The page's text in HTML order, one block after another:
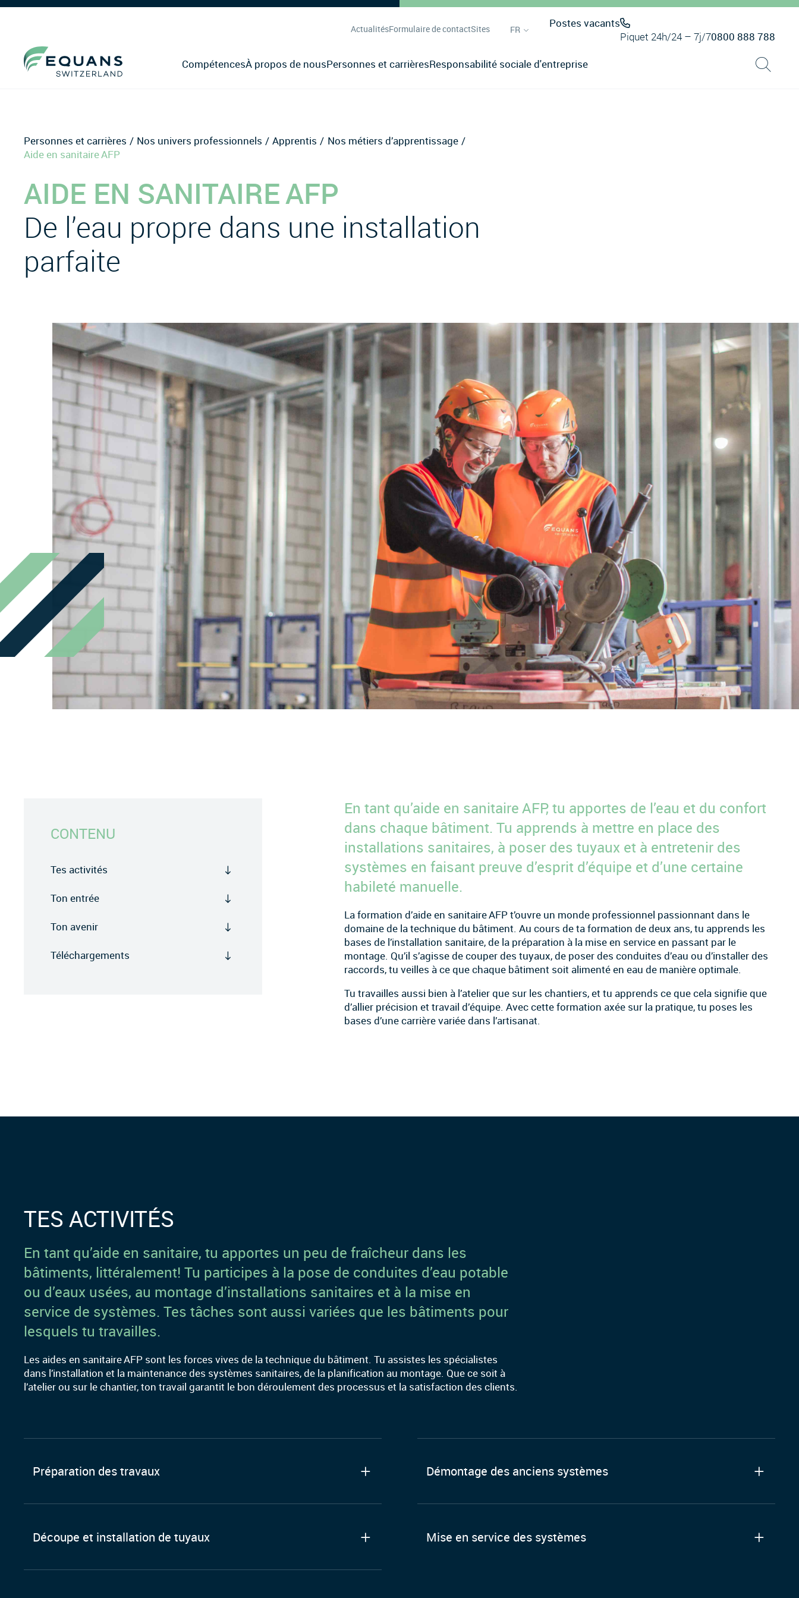
ActualitésFormulaire de contactSites FR
Postes vacants
Piquet 24h/24 – 7j/70800 888 788
CompétencesÀ propos de nousPersonnes et carrièresResponsabilité sociale d'entreprise
Personnes et carrières Nos univers professionnels Apprentis
Nos métiers d’apprentissage
Aide en sanitaire AFP
AIDE EN SANITAIRE AFP
De l’eau propre dans une installation
parfaite
CONTENU
Tes activités
Ton entrée
Ton avenir
Téléchargements
En tant qu’aide en sanitaire AFP, tu apportes de l’eau et du confort
dans chaque bâtiment. Tu apprends à mettre en place des
installations sanitaires, à poser des tuyaux et à entretenir des
systèmes en faisant preuve d’esprit d’équipe et d’une certaine
habileté manuelle.
La formation d’aide en sanitaire AFP t’ouvre un monde professionnel passionnant dans le
domaine de la technique du bâtiment. Au cours de ta formation de deux ans, tu apprends les
bases de l’installation sanitaire, de la préparation à la mise en service en passant par le
montage. Qu’il s’agisse de couper des tuyaux, de poser des conduites d’eau ou d’installer des
raccords, tu veilles à ce que chaque bâtiment soit alimenté en eau de manière optimale.
Tu travailles aussi bien à l’atelier que sur les chantiers, et tu apprends ce que cela signifie que
d’allier précision et travail d’équipe. Avec cette formation axée sur la pratique, tu poses les
bases d’une carrière variée dans l’artisanat.
TES ACTIVITÉS
En tant qu’aide en sanitaire, tu apportes un peu de fraîcheur dans les
bâtiments, littéralement! Tu participes à la pose de conduites d’eau potable
ou d’eaux usées, au montage d’installations sanitaires et à la mise en
service de systèmes. Tes tâches sont aussi variées que les bâtiments pour
lesquels tu travailles.
Les aides en sanitaire AFP sont les forces vives de la technique du bâtiment. Tu assistes les spécialistes
dans l’installation et la maintenance des systèmes sanitaires, de la planification au montage. Que ce soit à
l’atelier ou sur le chantier, ton travail garantit le bon déroulement des processus et la satisfaction des clients.
Préparation des travaux
Découpe et installation de tuyaux
Démontage des anciens systèmes
Mise en service des systèmes